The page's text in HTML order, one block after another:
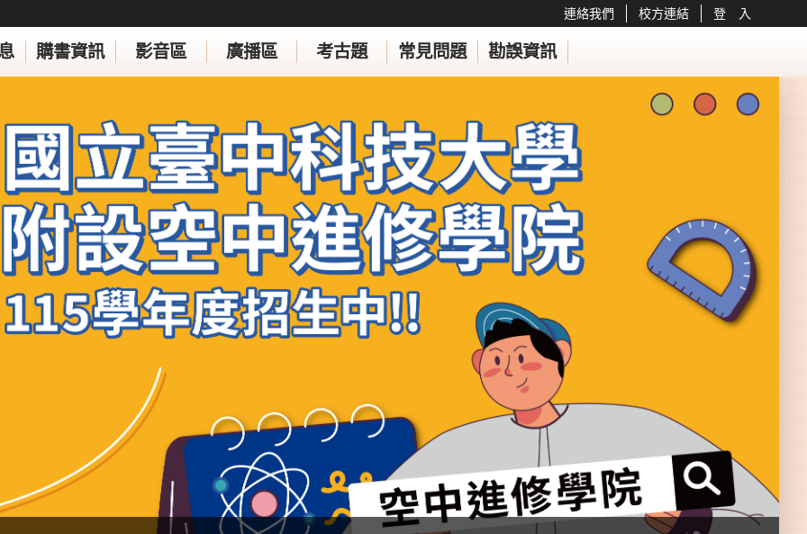
購書資訊 影音區 廣播區 考古題 常見問題 勘誤資訊
連絡我們 校方連結 登 入